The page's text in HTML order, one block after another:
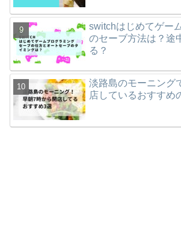
switchはじめてゲー
のセーブ方法は？途
る？
淡路島のモーニング
店しているおすすめ